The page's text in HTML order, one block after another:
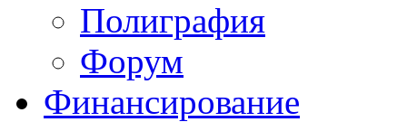
Полиграфия
Форум
Финансирование